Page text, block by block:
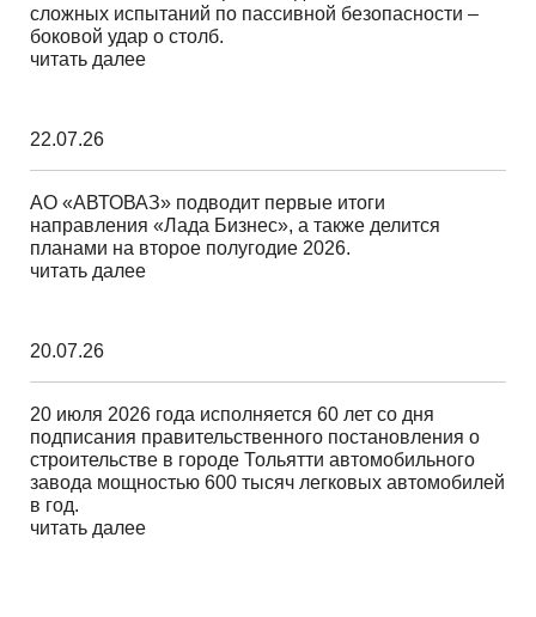
сложных испытаний по пассивной безопасности –
боковой удар о столб.
читать далее
22.07.26
АО «АВТОВАЗ» подводит первые итоги
направления «Лада Бизнес», а также делится
планами на второе полугодие 2026.
читать далее
20.07.26
20 июля 2026 года исполняется 60 лет со дня
подписания правительственного постановления о
строительстве в городе Тольятти автомобильного
завода мощностью 600 тысяч легковых автомобилей
в год.
читать далее